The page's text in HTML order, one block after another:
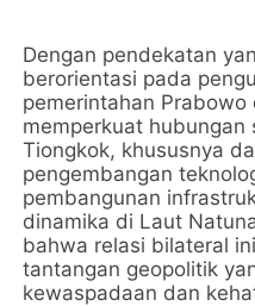
Dengan pendekatan
berorientasi pada
pemerintahan Prabowo
memperkuat hubungan
Tiongkok, khususnya
pengembangan
pembangunan
dinamika di Laut
bahwa relasi bilateral
tantangan geopolitik
kewaspadaan dan